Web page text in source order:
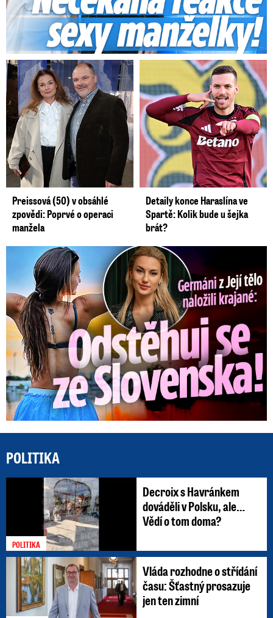
Preissová (50) v obsáhlé
zpovědi: Poprvé o operaci
manžela
Detaily konce Haraslína ve
Spartě: Kolik bude u šejka
brát?
Germáni z Jejího těla: Odstěhuj se, vzkázali jí krajané
POLITIKA
POLITIKA
Decroix s Havránkem
dováděli v Polsku, ale…
Vědí o tom doma?
Vláda rozhodne o střídání
času: Šťastný prosazuje
jen ten zimní